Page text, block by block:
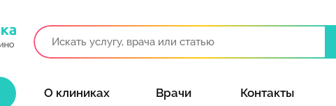
О клиниках Врачи Контакты